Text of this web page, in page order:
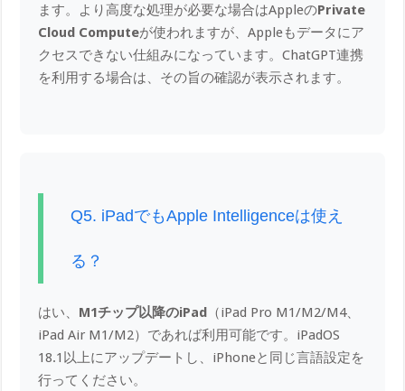
ます。より高度な処理が必要な場合はAppleのPrivate
Cloud Computeが使われますが、Appleもデータにア
クセスできない仕組みになっています。ChatGPT連携
を利用する場合は、その旨の確認が表示されます。
Q5. iPadでもApple Intelligenceは使え
る？
はい、 M1チップ以降のiPad （iPad Pro M1/M2/M4、
iPad Air M1/M2）であれば利用可能です。iPadOS
18.1以上にアップデートし、iPhoneと同じ言語設定を
行ってください。